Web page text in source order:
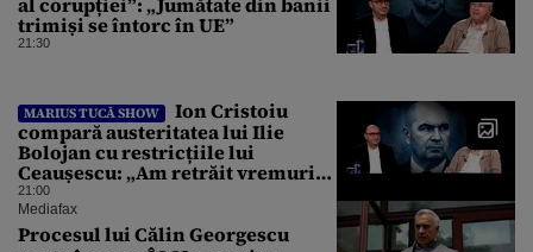
trimiși se întorc în UE”
21:30
MARIUS TUCĂ SHOW
Ion Cristoiu
compară austeritatea lui Ilie
Bolojan cu restricțiile lui
Ceaușescu: „Am retrăit vremurile
tinereții”
21:00
Mediafax
Procesul lui Călin Georgescu